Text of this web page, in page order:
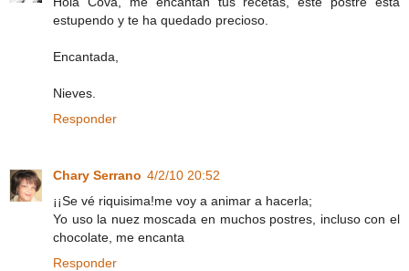
estupendo y te ha quedado precioso.
Encantada,
Nieves.
Responder
Chary Serrano 4/2/10 20:52
¡¡Se vé riquisima!me voy a animar a hacerla;
Yo uso la nuez moscada en muchos postres, incluso con el
chocolate, me encanta
Responder